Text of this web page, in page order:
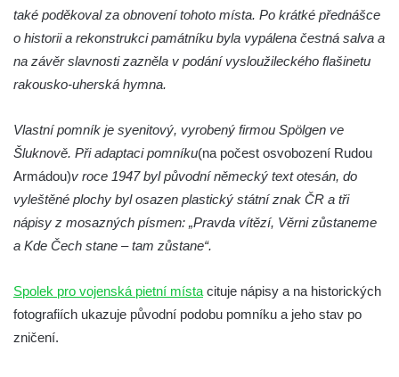
Kenotaf Leopolda Malata na hřbitově v
Dolním Podluží
Kenotaf Antona Klause na hřbitově v
Kenotaf Heinricha Klause na hřbitově v
Dolním Podluží
Kenotaf Josefa Stolle na hřbitově v Dolním
Podluží
Pomník obětem 1. světové války na
Hrob Aloise Podrábského na hřbitově v
Račicích
také poděkoval za obnovení tohoto místa. Po krátké přednášce
o historii a rekonstrukci památníku byla vypálena čestná salva a
na závěr slavnosti zazněla v podání vysloužileckého flašinetu
rakousko-uherská hymna.
Vlastní pomník je syenitový, vyrobený firmou Spölgen ve
Šluknově. Při adaptaci pomníku(na počest osvobození Rudou
Armádou)v roce 1947 byl původní německý text otesán, do
vyleštěné plochy byl osazen plastický státní znak ČR a tři
nápisy z mosazných písmen: „Pravda vítězí, Věrni zůstaneme
a Kde Čech stane – tam zůstane“.
Spolek pro vojenská pietní místa cituje nápisy a na historických
fotografiích ukazuje původní podobu pomníku a jeho stav po
zničení.